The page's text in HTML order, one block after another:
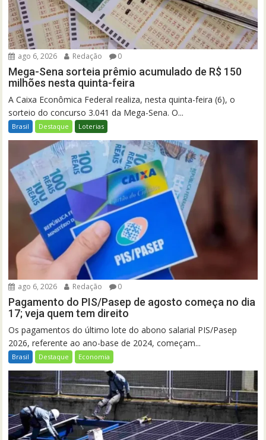
ago 6, 2026 Redação 0
Mega-Sena sorteia prêmio acumulado de R$ 150
milhões nesta quinta-feira
A Caixa Econômica Federal realiza, nesta quinta-feira (6), o
sorteio do concurso 3.041 da Mega-Sena. O...
Brasil Destaque Loterias
ago 6, 2026 Redação 0
Pagamento do PIS/Pasep de agosto começa no dia
17; veja quem tem direito
Os pagamentos do último lote do abono salarial PIS/Pasep
2026, referente ao ano-base de 2024, começam...
Brasil Destaque Economia